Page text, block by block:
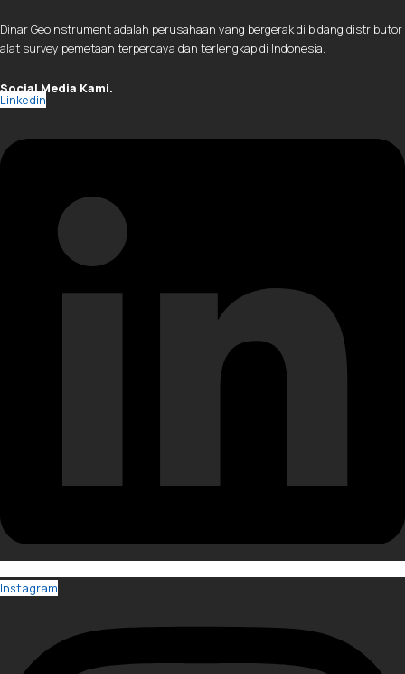
Dinar Geoinstrument adalah perusahaan yang bergerak di bidang distributor
alat survey pemetaan terpercaya dan terlengkap di Indonesia.
Social Media Kami.
Linkedin
Instagram